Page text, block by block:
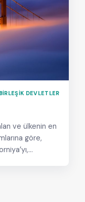
BİRLEŞİK DEVLETLER
ve ülkenin en
göre,